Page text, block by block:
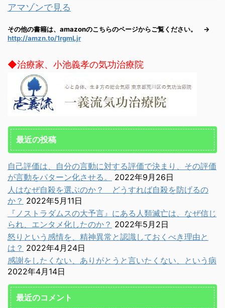
アマゾンで見る
その他の書籍は、amazonのこちらのページからご覧ください。 →
http://amzn.to/1rgmLjr
◆治療家、小池義孝の気功治療院
最近の投稿
自己評価は、自分の言動に対する評価で決まり、その評価
が言動をパターン化させる。
2022年9月26日
人はなぜ自殺を選ぶのか？ どうすれば自殺を防げるの
か？ 2022年5月11日
『ノストラダムスの大予言』にある人類滅亡は、なぜ信じ
られ、エンタメ化したのか？ 2022年5月2日
怒りという感情を、精神異常と認識しておくべき理由と
は？ 2022年4月24日
感謝をしたくない、ありがとうと言いたくない、という病
2022年4月14日
最近のコメント